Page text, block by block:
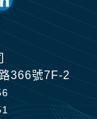
366號7F-2